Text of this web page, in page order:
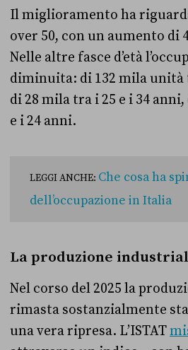
Il miglioramento ha
over 50, con un aumento di
Nelle altre fasce d’età
diminuita: di 132 mila unità
di 28 mila tra i 25 e i 34
e i 24 anni.
LEGGI ANCHE: Che cosa ha
dell’occupazione in Italia
La produzione
Nel corso del 2025 la
rimasta sostanzialmente
una vera ripresa. L’ISTAT